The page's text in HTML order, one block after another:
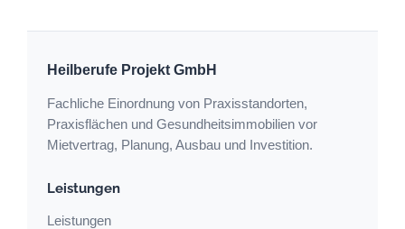
Heilberufe Projekt GmbH
Fachliche Einordnung von Praxisstandorten,
Praxisflächen und Gesundheitsimmobilien vor
Mietvertrag, Planung, Ausbau und Investition.
Leistungen
Leistungen